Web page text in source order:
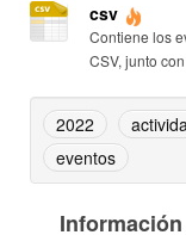
csv
Contiene los
CSV, junto
2022
eventos